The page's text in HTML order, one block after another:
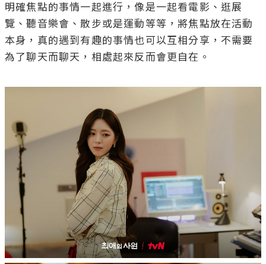
明確焦點的事情一起進行，像是一起看電影、逛展
覽、聽音樂會、散步或是運動等等，將焦點放在活動
本身，真的遇到有趣的事情也可以互相分享，不需要
為了聊天而聊天，相處起來反而會更自在。